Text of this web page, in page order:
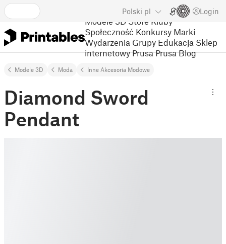
Polski pl Login
Modele 3D Store Kluby
Społeczność Konkursy Marki
Wydarzenia Grupy Edukacja Sklep
internetowy Prusa Prusa Blog
Modele 3D Moda Inne Akcesoria Modowe
Diamond Sword
Pendant